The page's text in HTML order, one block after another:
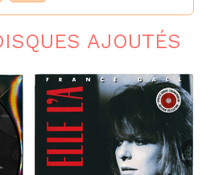
AJOUTÉS